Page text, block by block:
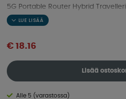
5G Portable Router Hybrid
pitää sen pölyttömänä ja tekee sen
€ 18.16
Lisää
Alle 5 (varastossa)